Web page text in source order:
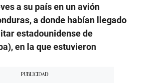
a su país en un avión
a donde habían llegado
estadounidense de
en la que estuvieron